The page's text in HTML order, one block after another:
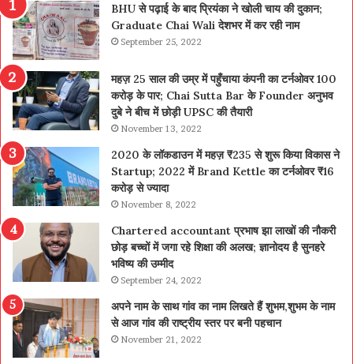
BHU से पढ़ाई के बाद प्रियंका ने खोली चाय की दुकान;
Graduate Chai Wali देशभर में कर रही नाम
September 25, 2022
महज़ 25 साल की उम्र में पहुँचाया कंपनी का टर्नओवर 100
करोड़ के पार; Chai Sutta Bar के Founder अनुभव
दुबे ने बीच में छोड़ी UPSC की तैयारी
November 13, 2022
2020 के लॉकडाउन में महज़ ₹235 से शुरू किया विकास ने
Startup; 2022 में Brand Kettle का टर्नओवर ₹16
करोड़ से ज्यादा
November 8, 2022
Chartered accountant प्रभाष झा लाखों की नौकरी
छोड़ बच्चों में जगा रहे शिक्षा की अलख; ज्ञानोदय है सुनहरे
भविष्य की उम्मीद
September 24, 2022
अपने नाम के साथ गांव का नाम लिखते हैं शुभम,शुभम के नाम
से आज गांव की राष्ट्रीय स्तर पर बनी पहचान
November 21, 2022